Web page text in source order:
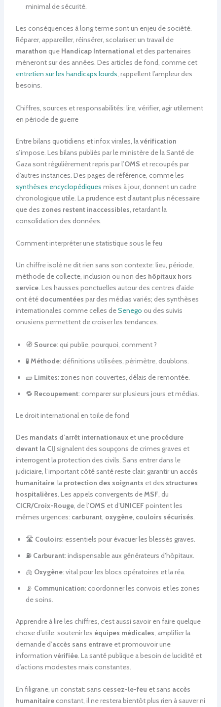
minimal de sécurité.
Les conséquences à long terme sont un enjeu de société.
Réparer, appareiller, réinsérer, scolariser: un travail de
marathon que Handicap Internationalet des partenaires
mèneront sur des années. Des articles de fond, comme cet
entretien sur les handicaps lourds, rappellent l’ampleur des
besoins.
Chiffres, sources et responsabilités: lire, vérifier, agir utilement
en période de guerre
Entre bilans quotidiens et infox virales, lavérification
s’impose. Les bilans publiés par le ministère de la Santé de
Gaza sont régulièrement repris par l’OMS et recoupés par
d’autres instances. Des pages de référence, comme les
synthèses encyclopédiques mises à jour, donnent un cadre
chronologique utile. La prudence est d’autant plus nécessaire
que des zones restent inaccessibles, retardant la
consolidation des données.
Comment interpréter une statistique sous le feu
Un chiffre isolé ne dit rien sans son contexte: lieu, période,
méthode de collecte, inclusion ou non des hôpitaux hors
service. Les hausses ponctuelles autour des centres d’aide
ont été documentées par des médias variés; des synthèses
internationales comme celles deSenego ou des suivis
onusiens permettent de croiser les tendances.
🧭 Source: qui publie, pourquoi, comment ?
🧪 Méthode: définitions utilisées, périmètre, doublons.
🧱 Limites: zones non couvertes, délais de remontée.
🔁 Recoupement: comparer sur plusieurs jours et médias.
Le droit international en toile de fond
Des mandats d’arrêt internationauxet une procédure
devant la CIJ signalent des soupçons de crimes graves et
interrogent la protection des civils. Sans entrer dans le
judiciaire, l’important côté santé reste clair: garantir un accès
humanitaire, la protection des soignants et des structures
hospitalières . Les appels convergents deMSF , du
CICR/Croix-Rouge, de l’OMS et d’UNICEF pointent les
mêmes urgences: carburant, oxygène, couloirs sécurisés
🛣️ Couloirs: essentiels pour évacuer les blessés graves.
⛽ Carburant: indispensable aux générateurs d’hôpitaux.
🫁 Oxygène: vital pour les blocs opératoires et la réa.
📡 Communication: coordonner les convois et les zones
de soins.
Apprendre à lire les chiffres, c’est aussi savoir en faire quelque
chose d’utile: soutenir les équipes médicales, amplifier la
demande d’accès sans entraveet promouvoir une
information vérifiée. La santé publique a besoin de lucidité et
d’actions modestes mais constantes.
En filigrane, un constat: sans cessez-le-feu et sans accès
humanitaireconstant, il ne restera bientôt plus rien à sauver ni